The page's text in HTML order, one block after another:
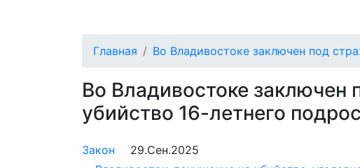
Главная Во Владивостоке заключен под
Во Владивостоке заключен
убийство 16-летнего
Закон
29.Сен.2025